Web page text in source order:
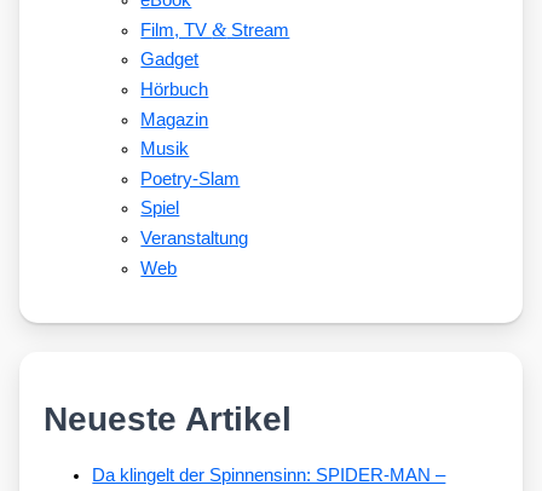
Film, TV&Stream
Gadget
Hörbuch
Magazin
Musik
Poetry-Slam
Spiel
Veranstaltung
Web
Neueste Artikel
Da klingelt der Spinnensinn: SPIDER-MAN –